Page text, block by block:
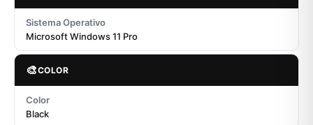
Sistema Operativo
Microsoft Windows 11 Pro
🎨COLOR
Color
Black